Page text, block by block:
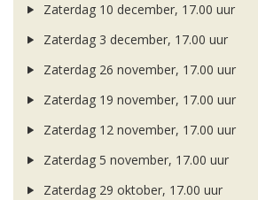
Zaterdag 10 december, 17.00 uur
Zaterdag 3 december, 17.00 uur
Zaterdag 26 november, 17.00 uur
Zaterdag 19 november, 17.00 uur
Zaterdag 12 november, 17.00 uur
Zaterdag 5 november, 17.00 uur
Zaterdag 29 oktober, 17.00 uur